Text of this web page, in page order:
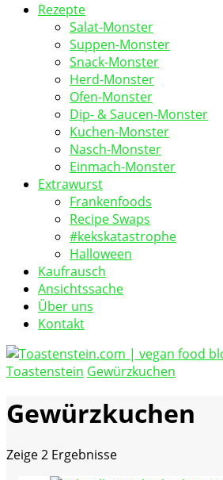
Rezepte
Salat-Monster
Suppen-Monster
Snack-Monster
Herd-Monster
Ofen-Monster
Dip- & Saucen-Monster
Kuchen-Monster
Nasch-Monster
Einmach-Monster
Extrawurst
Frankenfoods
Recipe Swaps
#kekskatastrophe
Halloween
Kaufrausch
Ansichtssache
Über uns
Kontakt
Toastenstein.com
Toastenstein Gewürzkuchen
Gewürzkuchen
Zeige2 Ergebnisse